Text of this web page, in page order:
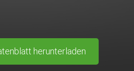
herunterladen